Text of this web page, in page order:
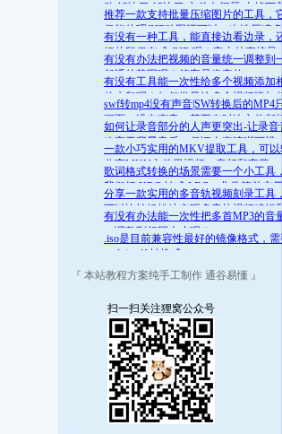
败 解决了:解决了 文件名问题 去掉下
就可
推荐一款支持批量压缩图片的工具，
仅能处理GIF动图还可以一次性压缩
件
有没有一种工具，能直接边看边录，
把片段保存成 GIF 呢？它支持直接导
GIF 格式，
有没有办法把视频的音量统一调整到
舒适的范围呢？答案是肯定的
有没有工具能一次性给多个视频添加
的水印呢？如何批量给多个视频添加
的水印
swf转mp4没有声音|SW转换后的MP4
画面，没有声音，甚至有时连文件都
开
如何让录音部分的人声更突出-让录音
略高于背景音乐，保证人声清晰可辨
一款小巧实用的MKV提取工具，可
分离MKV文件里视频、音频和字幕
歌词格式转换的场景需要一个小工具
我们把 KRC 转成 LRC，非常简单实
分享一款实用的多音轨视频刻录工具
可以比较轻松地实现多音轨视频编辑
录
有没有办法能一次性把多首MP3的音
一调整到相同大小呢？
.iso是目前兼容性最好的镜像格式，
.mds/.mdf 转换成 .iso
『 本站教程方案纯手工制作 通谷易懂 』
扫一扫关注狸窝公众号